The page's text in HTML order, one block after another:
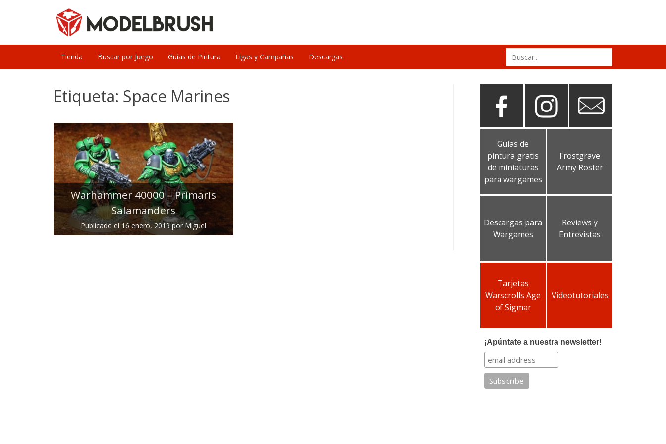
Tienda Buscar por Juego Guías de Pintura Ligas y Campañas Descargas
Search
for:
Etiqueta: Space Marines
Warhammer 40000 – Primaris
Salamanders
Publicado el 16 enero, 2019porMiguel
Guías de
pintura gratis
de miniaturas
para wargames
Frostgrave
Army Roster
Descargas para
Wargames
Reviews y
Entrevistas
Tarjetas
Warscrolls Age
of Sigmar
Videotutoriales
¡Apúntate a nuestra newsletter!